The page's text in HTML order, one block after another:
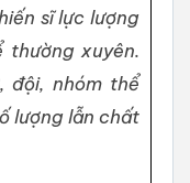
sĩ lực lượng
xuyên.
đội, nhóm thể
lượng lẫn chất